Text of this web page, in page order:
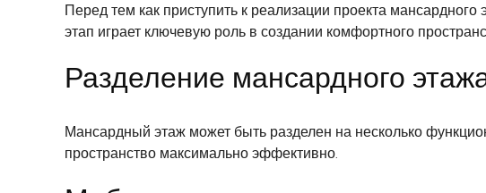
Перед тем как приступить к реализации проекта
этап играет ключевую роль в создании комфортного
Разделение мансардного
Мансардный этаж может быть разделен на несколько
пространство максимально эффективно.